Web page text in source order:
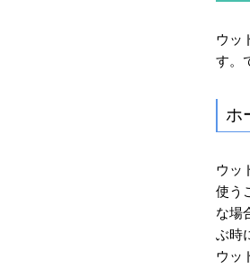
ウッ
す。
ホ
ウッ
使う
な場
ぶ時
ウッ